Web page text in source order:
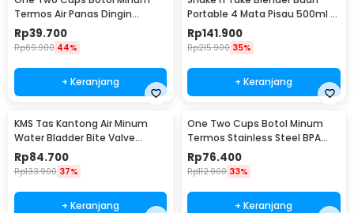
Termos Air Panas Dingin
Stainless Steel 260ml -
AQW575
Rp39.700
Rp69.900 44%
+ Keranjang
Portable 4 Mata Pisau 500ml -
VT-04
Rp141.900
Rp215.900 35%
+ Keranjang
KMS Tas Kantong Air Minum
Water Bladder Bite Valve
Hydration Bag 3L - BL018
Rp84.700
Rp133.900 37%
+ Keranjang
One Two Cups Botol Minum
Termos Stainless Steel BPA
Free 400ml - K623
Rp76.400
Rp112.900 33%
+ Keranjang